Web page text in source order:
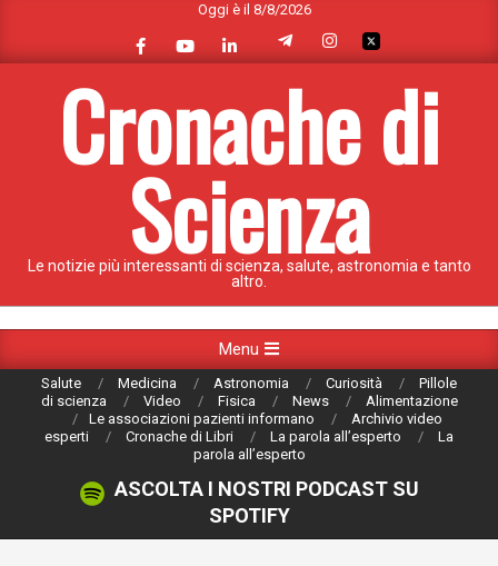
content
Oggi è il 8/8/2026
Cronache di
Scienza
Le notizie più interessanti di scienza, salute, astronomia e tanto
altro.
Navigation
Menu
Salute Medicina Astronomia Curiosità
Pillole
di scienza
Video Fisica News
Alimentazione
Le associazioni pazienti informano
Archivio video
esperti
Cronache di Libri La parola all’esperto
La
parola all’esperto
ASCOLTA I NOSTRI PODCAST SU
SPOTIFY